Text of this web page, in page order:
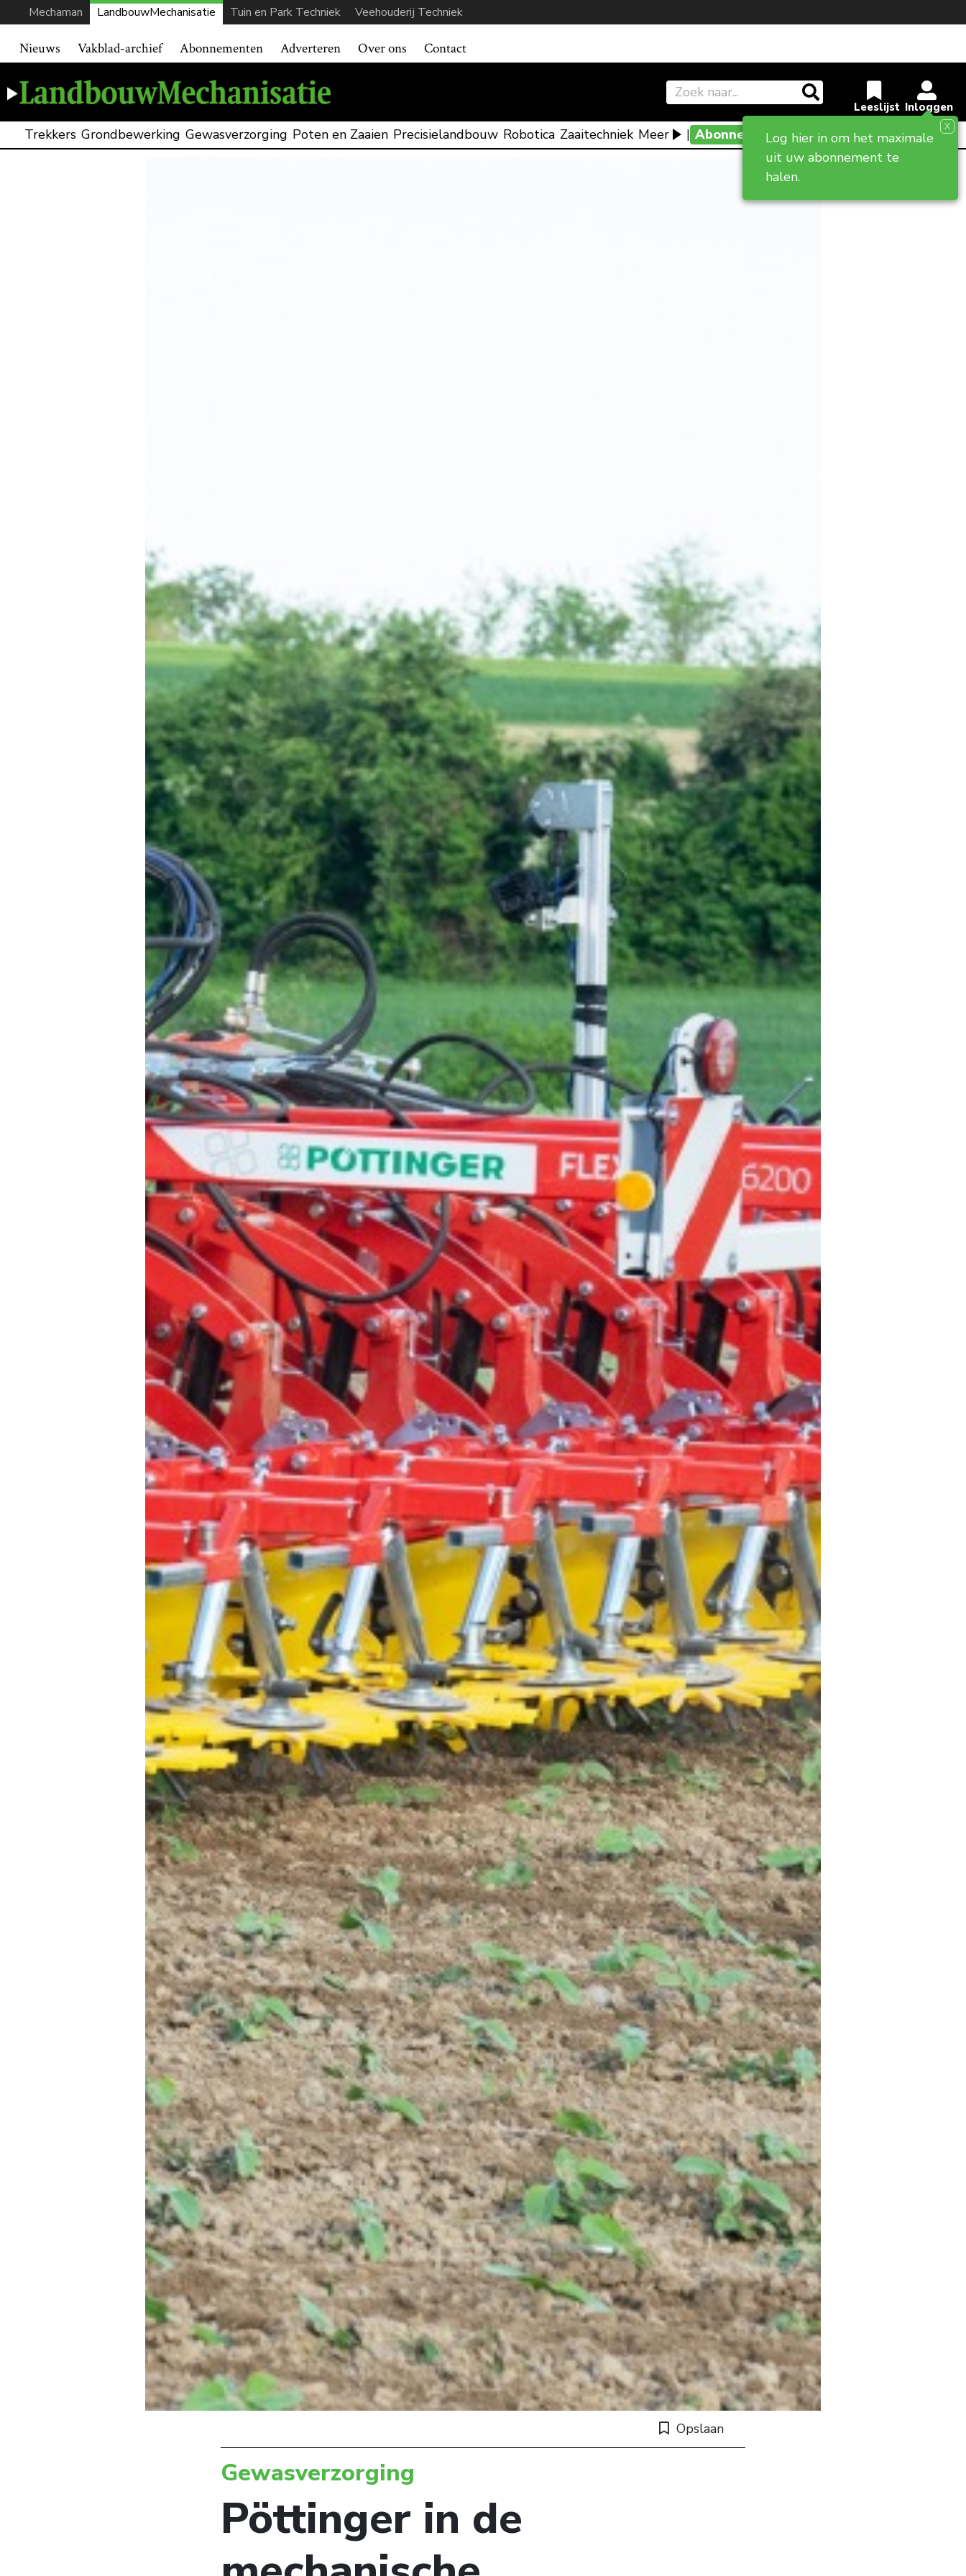
Mechaman LandbouwMechanisatie Tuin en Park Techniek Veehouderij Techniek
Nieuws Vakblad-archief Abonnementen Adverteren Over ons Contact
Log hier in om het maximale
uit uw abonnement te
halen.
X
Trekkers Grondbewerking Gewasverzorging Poten en Zaaien Precisielandbouw Robotica Zaaitechniek Meer | Abonneevoordeel
Opslaan
Gewasverzorging
Pöttinger in de